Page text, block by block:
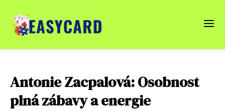
Antonie Zacpalová: Osobnost
plná zábavy a energie